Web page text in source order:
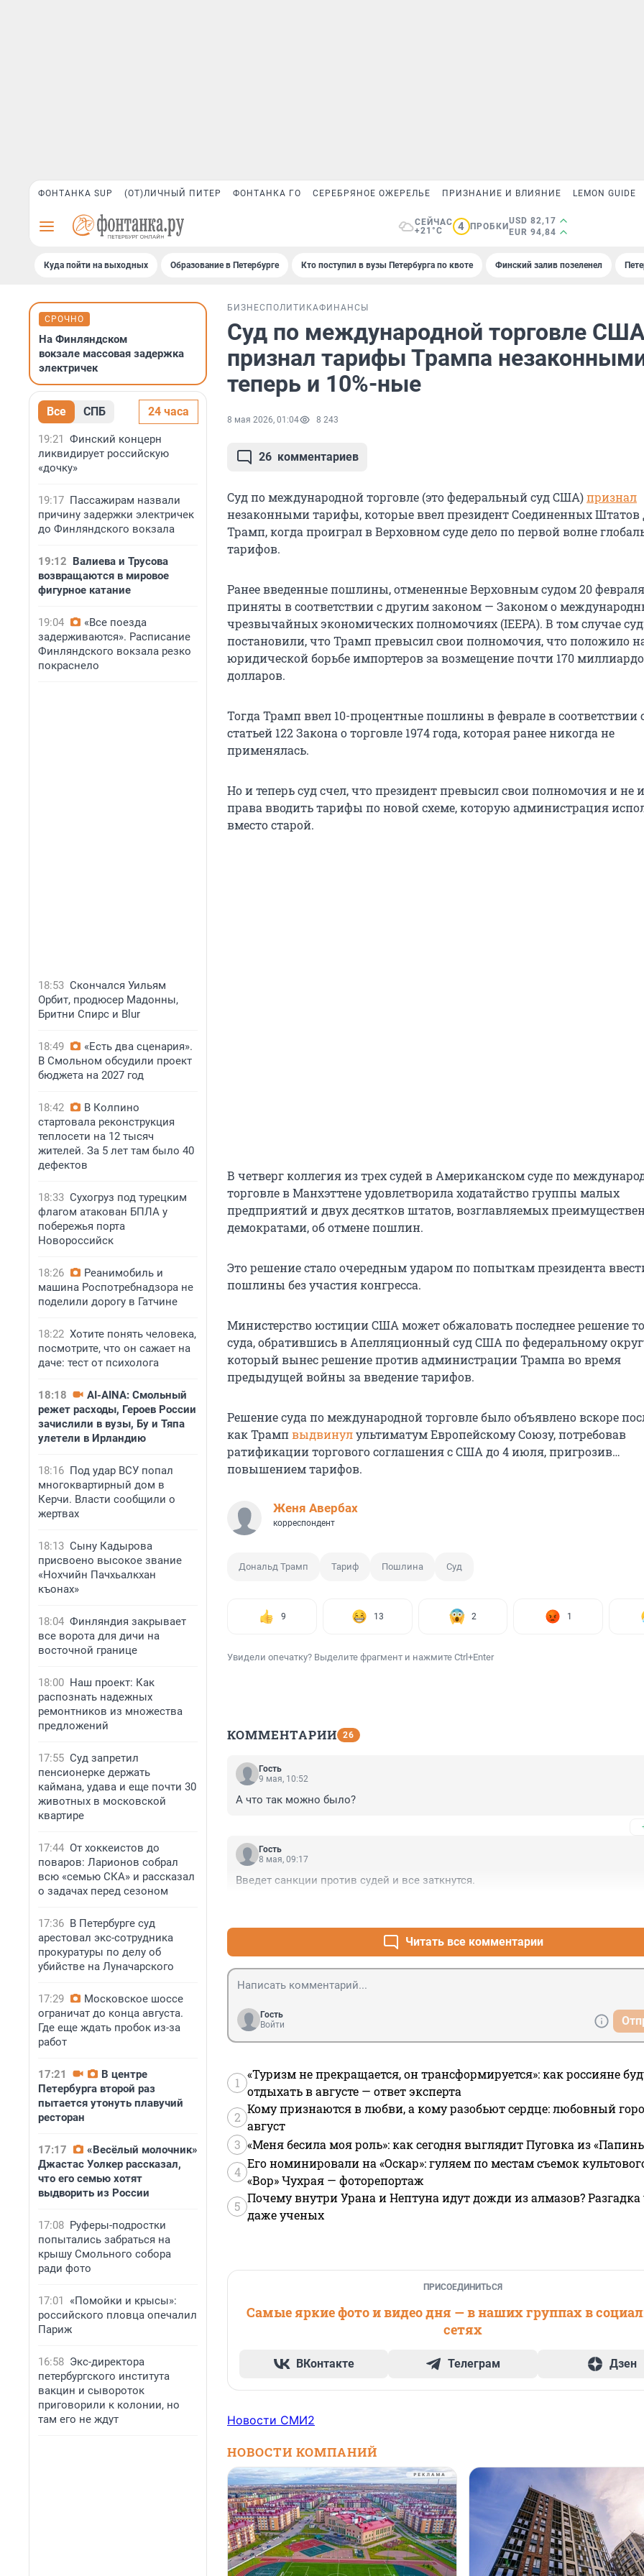
ФОНТАНКА SUP (ОТ)ЛИЧНЫЙ ПИТЕР ФОНТАНКА ГО СЕРЕБРЯНОЕ ОЖЕРЕЛЬЕ ПРИЗНАНИЕ И ВЛИЯНИЕ LEMON GUIDE
СЕЙЧАС
+21°C
4 ПРОБКИ
USD 82,17
EUR 94,84
Куда пойти на выходных Образование в Петербурге Кто поступил в вузы Петербурга по квоте Финский залив позеленел
СРОЧНО
На Финляндском
вокзале массовая задержка
электричек
Все СПБ 24 часа
19:21 Финский концерн
ликвидирует российскую
«дочку»
19:17 Пассажирам назвали
причину задержки электричек
до Финляндского вокзала
19:12 Валиева и Трусова
возвращаются в мировое
фигурное катание
19:04
«Все поезда
задерживаются». Расписание
Финляндского вокзала резко
покраснело
18:53 Скончался Уильям
Орбит, продюсер Мадонны,
Бритни Спирс и Blur
18:49
«Есть два сценария».
В Смольном обсудили проект
бюджета на 2027 год
18:42
В Колпино
стартовала реконструкция
теплосети на 12 тысяч
жителей. За 5 лет там было 40
дефектов
18:33 Сухогруз под турецким
флагом атакован БПЛА у
побережья порта
Новороссийск
18:26
Реанимобиль и
машина Роспотребнадзора не
поделили дорогу в Гатчине
18:22 Хотите понять человека,
посмотрите, что он сажает на
даче: тест от психолога
18:18
AI-AINA: Смольный
режет расходы, Героев России
зачислили в вузы, Бу и Тяпа
улетели в Ирландию
18:16 Под удар ВСУ попал
многоквартирный дом в
Керчи. Власти сообщили о
жертвах
18:13 Сыну Кадырова
присвоено высокое звание
«Нохчийн Пачхьалкхан
къонах»
18:04 Финляндия закрывает
все ворота для дичи на
восточной границе
18:00 Наш проект: Как
распознать надежных
ремонтников из множества
предложений
17:55 Суд запретил
пенсионерке держать
каймана, удава и еще почти 30
животных в московской
квартире
17:44 От хоккеистов до
поваров: Ларионов собрал
всю «семью СКА» и рассказал
о задачах перед сезоном
17:36 В Петербурге суд
арестовал экс-сотрудника
прокуратуры по делу об
убийстве на Луначарского
17:29
Московское шоссе
ограничат до конца августа.
Где еще ждать пробок из-за
работ
17:21
В центре
Петербурга второй раз
пытается утонуть плавучий
ресторан
17:17
«Весёлый молочник»
Джастас Уолкер рассказал,
что его семью хотят
выдворить из России
17:08 Руферы-подростки
попытались забраться на
крышу Смольного собора
ради фото
17:01
«Помойки и крысы»:
российского пловца опечалил
Париж
16:58 Экс-директора
петербургского института
вакцин и сывороток
приговорили к колонии, но
там его не ждут
БИЗНЕС ПОЛИТИКАФИНАНСЫ
Суд по международной торговле
признал тарифы Трампа
теперь и 10%-ные
8 мая 2026, 01:04 8 243
26 комментариев
Суд по международной торговле (это федеральный суд США)признал
незаконными тарифы, которые ввел президент Соединенных Штатов
Трамп, когда проиграл в Верховном суде дело по первой волне
тарифов.
Ранее введенные пошлины, отмененные Верховным судом 20
приняты в соответствии с другим законом — Законом о
чрезвычайных экономических полномочиях (IEEPA). В том случае
постановили, что Трамп превысил свои полномочия, что положило
юридической борьбе импортеров за возмещение почти 170
долларов.
Тогда Трамп ввел 10-процентные пошлины в феврале в соответствии
статьей 122 Закона о торговле 1974 года, которая ранее никогда не
применялась.
Но и теперь суд счел, что президент превысил свои полномочия и не
права вводить тарифы по новой схеме, которую администрация
вместо старой.
В четверг коллегия из трех судей в Американском суде по
торговле в Манхэттене удовлетворила ходатайство группы малых
предприятий и двух десятков штатов, возглавляемых
демократами, об отмене пошлин.
Это решение стало очередным ударом по попыткам президента
пошлины без участия конгресса.
Министерство юстиции США может обжаловать последнее решение
суда, обратившись в Апелляционный суд США по федеральному
который вынес решение против администрации Трампа во время
предыдущей войны за введение тарифов.
Решение суда по международной торговле было объявлено вскоре
как Трампвыдвинулультиматум Европейскому Союзу, потребовав
ратификации торгового соглашения с США до 4 июля, пригрозив…
повышением тарифов.
Женя Авербах
корреспондент
Дональд Трамп Тариф Пошлина Суд
9 13 2 1
Увидели опечатку? Выделите фрагмент и нажмите Ctrl+Enter
КОММЕНТАРИИ 26
Гость
9 мая, 10:52
А что так можно было?
Гость
8 мая, 09:17
Введет санкции против судей и все заткнутся.
Читать все комментарии
Гость
Войти
1
«Туризм не прекращается, он трансформируется»: как россияне
отдыхать в августе — ответ эксперта
2
Кому признаются в любви, а кому разобьют сердце: любовный
август
3 «Меня бесила моя роль»: как сегодня выглядит Пуговка из
4
Его номинировали на «Оскар»: гуляем по местам съемок
«Вор» Чухрая — фоторепортаж
5
Почему внутри Урана и Нептуна идут дожди из алмазов?
даже ученых
ПРИСОЕДИНИТЬСЯ
Самые яркие фото и видео дня — в наших группах в
сетях
ВКонтакте Телеграм Дзен
Новости СМИ2
НОВОСТИ КОМПАНИЙ